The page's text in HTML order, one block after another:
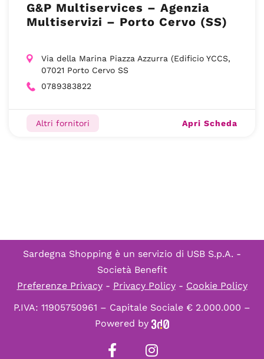
G&P Multiservices – Agenzia
Multiservizi – Porto Cervo (SS)
Via della Marina Piazza Azzurra (Edificio YCCS,
07021 Porto Cervo SS
0789383822
Altri fornitori Apri Scheda
Sardegna Shopping è un servizio di USB S.p.A. -
Società Benefit
Preferenze Privacy- Privacy Policy- Cookie Policy
P.IVA: 11905750961 – Capitale Sociale € 2.000.000 –
Powered by